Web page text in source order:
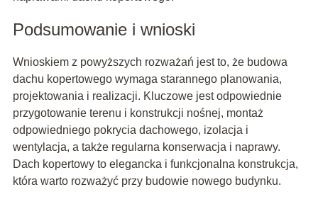
Podsumowanie i wnioski
Wnioskiem z powyższych rozważań jest to, że budowa
dachu kopertowego wymaga starannego planowania,
projektowania i realizacji. Kluczowe jest odpowiednie
przygotowanie terenu i konstrukcji nośnej, montaż
odpowiedniego pokrycia dachowego, izolacja i
wentylacja, a także regularna konserwacja i naprawy.
Dach kopertowy to elegancka i funkcjonalna konstrukcja,
która warto rozważyć przy budowie nowego budynku.